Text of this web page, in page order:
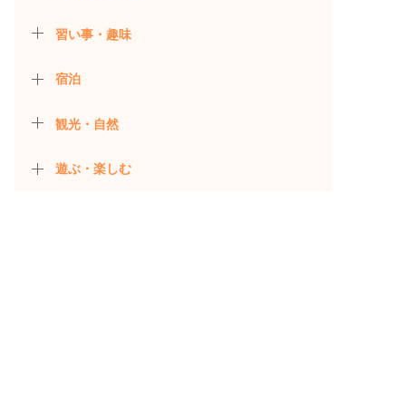
習い事・趣味
宿泊
観光・自然
遊ぶ・楽しむ